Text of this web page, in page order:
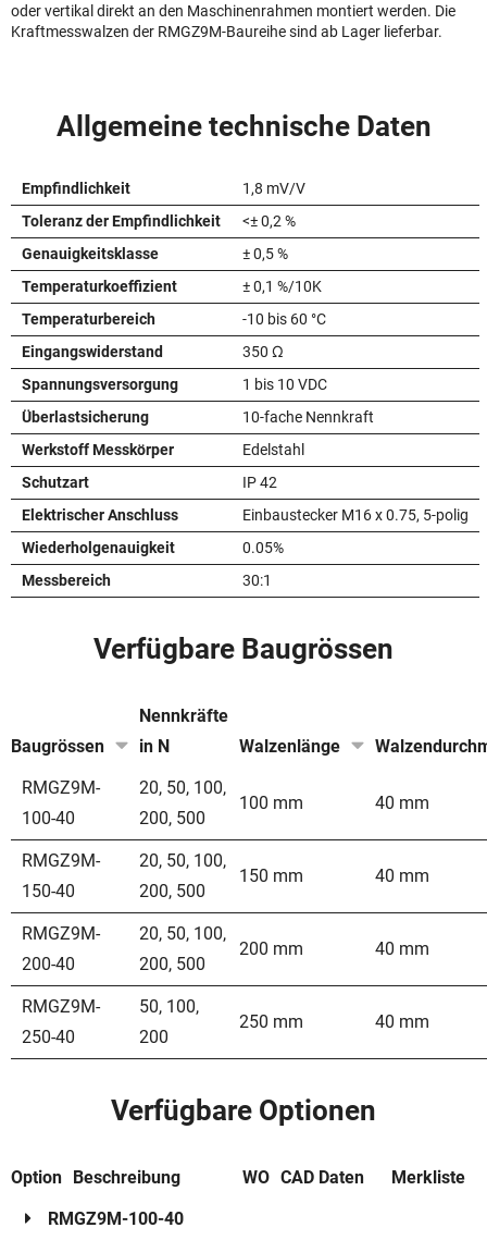
oder vertikal direkt an den Maschinenrahmen montiert werden. Die
Kraftmesswalzen der RMGZ9M-Baureihe sind ab Lager lieferbar.
Allgemeine technische Daten
Empfindlichkeit
1,8 mV/V
Toleranz der Empfindlichkeit
<± 0,2 %
Genauigkeitsklasse
± 0,5 %
Temperaturkoeffizient
± 0,1 %/10K
Temperaturbereich
-10 bis 60 °C
Eingangswiderstand
350 Ω
Spannungsversorgung
1 bis 10 VDC
Überlastsicherung
10-fache Nennkraft
Werkstoff Messkörper
Edelstahl
Schutzart
IP 42
Elektrischer Anschluss
Einbaustecker M16 x 0.75, 5-polig
Wiederholgenauigkeit
0.05%
Messbereich
30:1
Verfügbare Baugrössen
Baugrössen
Nennkräfte
in N
Walzenlänge
RMGZ9M-
100-40
20, 50, 100,
200, 500
100 mm 40 mm
RMGZ9M-
150-40
20, 50, 100,
200, 500
150 mm 40 mm
RMGZ9M-
200-40
20, 50, 100,
200, 500
200 mm 40 mm
RMGZ9M-
250-40
50, 100,
200
250 mm 40 mm
Verfügbare Optionen
Option Beschreibung WO CAD Daten
Merkliste
RMGZ9M-100-40